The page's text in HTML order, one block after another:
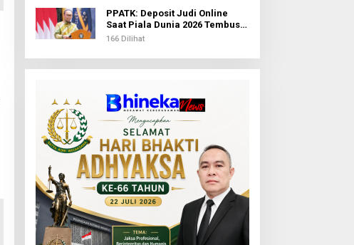
PPATK: Deposit Judi Online
Saat Piala Dunia 2026 Tembus
Rp1,02 Triliun, QRIS Jadi Kanal
166 Dilihat